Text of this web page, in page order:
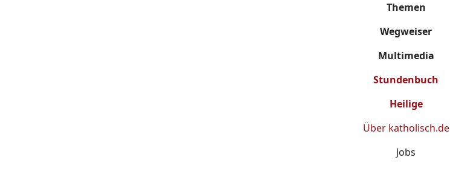
Themen
Wegweiser
Multimedia
Stundenbuch
Heilige
Über katholisch.de
Jobs